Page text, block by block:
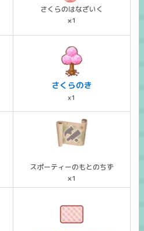
さくらのはなざいく
×1
さくらのき
x1
スポーティーのもとのちず
×1